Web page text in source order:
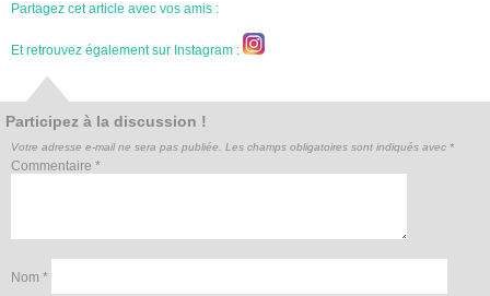
Partagez cet article avec vos amis :
Et retrouvez également sur Instagram :
Participez à la discussion !
Votre adresse e-mail ne sera pas publiée. Les champs obligatoires sont indiqués avec *
Commentaire *
Nom *